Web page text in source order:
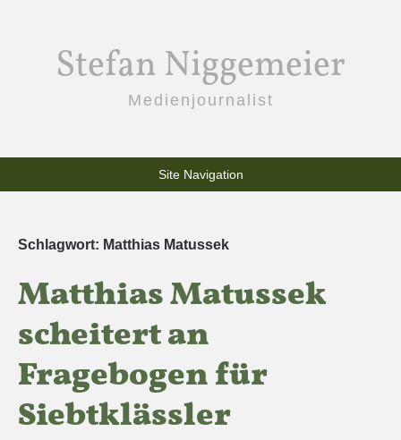
Stefan Niggemeier
Medienjournalist
Site Navigation
Schlagwort: Matthias Matussek
Matthias Matussek
scheitert an
Fragebogen für
Siebtklässler